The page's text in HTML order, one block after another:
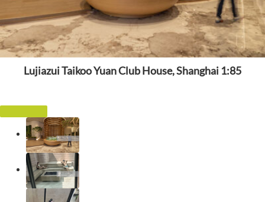
Lujiazui Taikoo Yuan Club House, Shanghai 1:85